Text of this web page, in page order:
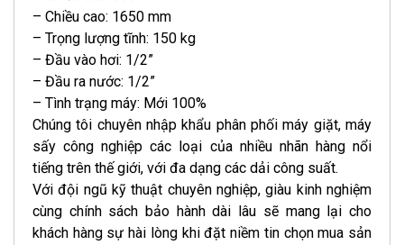
– Chiều cao: 1650 mm
– Trọng lượng tĩnh: 150 kg
– Đầu vào hơi: 1/2”
– Đầu ra nước: 1/2”
– Tình trạng máy: Mới 100%
Chúng tôi chuyên nhập khẩu phân phối máy giặt, máy
sấy công nghiệp các loại của nhiều nhãn hàng nổi
tiếng trên thế giới, với đa dạng các dải công suất.
Với đội ngũ kỹ thuật chuyên nghiệp, giàu kinh nghiệm
cùng chính sách bảo hành dài lâu sẽ mang lại cho
khách hàng sự hài lòng khi đặt niềm tin chọn mua sản